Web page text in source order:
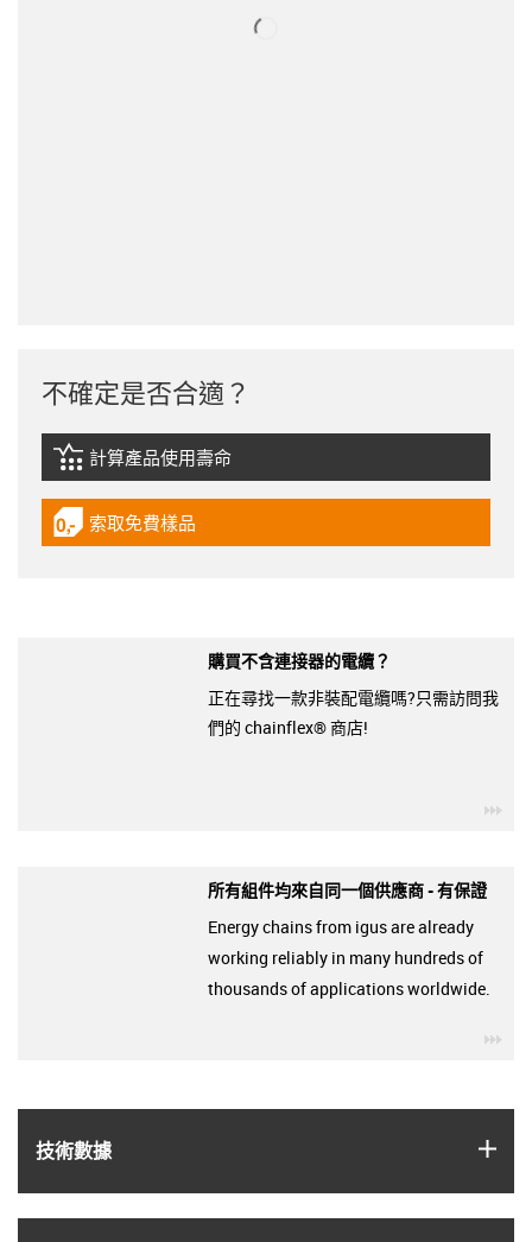
技術數據
不確定是否合適？
igus-icon-lebensdauerrechner
計算產品使用壽命
igus-icon-gratismuster
索取免費樣品
購買不含連接器的電纜？
正在尋找一款非裝配電纜嗎?只需訪問我
們的 chainflex® 商店!
所有組件均來自同一個供應商 - 有保證
Energy chains from igus are already
working reliably in many hundreds of
thousands of applications worldwide.